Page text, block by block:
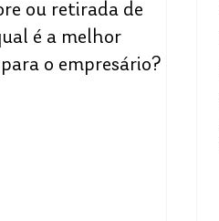
ou retirada de
é a melhor
o empresário?